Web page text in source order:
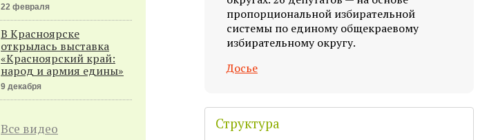
22 февраля
В Красноярске
открылась выставка
«Красноярский край:
народ и армия едины»
9 декабря
Все видео
пропорциональной избирательной
системы по единому общекраевому
избирательному округу.
Досье
Структура